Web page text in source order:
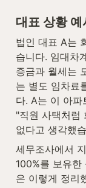
대표 상황 예
법인 대표 A는
습니다. 임대차
증금과 월세는
는 별도 임차료
다. A는 이 아파
"직원 사택처럼
없다고 생각했
세무조사에서
100%를 보유한
은 이렇게 정리